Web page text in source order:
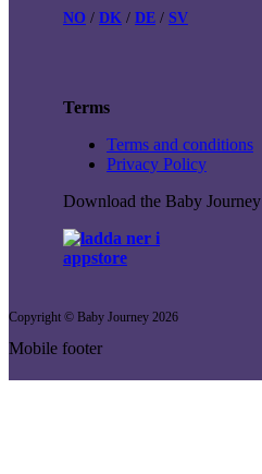
NO / DK / DE / SV
Terms
Terms and conditions
Privacy Policy
Download the Baby Journey
Copyright © Baby Journey 2026
Mobile footer